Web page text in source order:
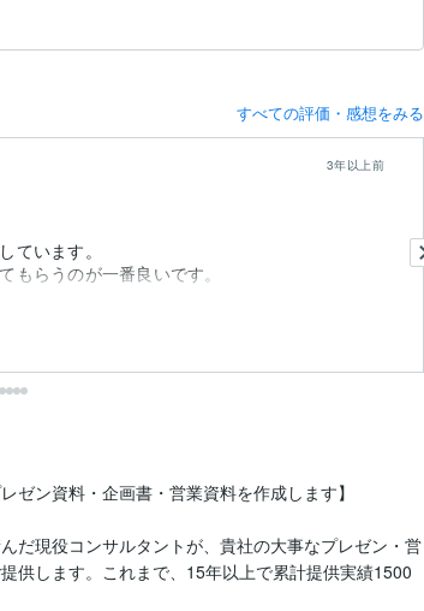
すべての評価・感想をみる
3年以上前
ています。
もらうのが一番良いです。
ゼン資料・企画書・営業資料を作成します】
だ現役コンサルタントが、貴社の大事なプレゼン・営
供します。これまで、15年以上で累計提供実績1500